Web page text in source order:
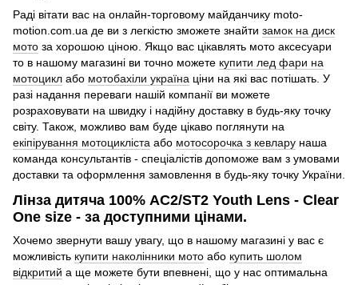
Раді вітати вас на онлайн-торговому майданчику moto-
motion.com.ua де ви з легкістю зможете знайти замок на диск
мото за хорошою ціною. Якщо вас цікавлять мото аксесуари
то в нашому магазині ви точно можете купити лед фари на
мотоцикл або мотобахіли україна ціни на які вас потішать. У
разі надання переваги нашій компанії ви можете
розраховувати на швидку і надійну доставку в будь-яку точку
світу. Також, можливо вам буде цікаво поглянути на
екіпірування мотоцикліста або мотосорочка з кевлару наша
команда консультантів - спеціалістів допоможе вам з умовами
доставки та оформлення замовлення в будь-яку точку України.
Лінза дитяча 100% AC2/ST2 Youth Lens - Clear
One size - за доступними цінами.
Хочемо звернути вашу увагу, що в нашому магазині у вас є
можливість купити наколінники мото або купить шолом
відкритий а ще можете бути впевнені, що у нас оптимальна